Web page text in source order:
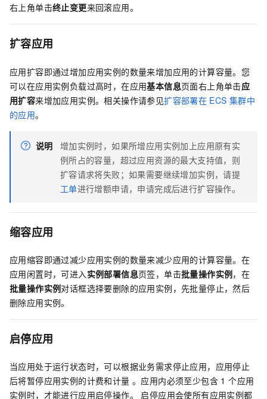
右上角单击终止变更来回滚应用。
扩容应用
应用扩容即通过增加应用实例的数量来增加应用的计算容量。您
可以在应用实例负载过高时，在应用基本信息页面右上角单击应
用扩容来增加应用实例。相关操作请参见扩容部署在 ECS 集群中
的应用。
说明
增加实例时，如果所增应用实例加上应用原有实
例所占的容量，超过应用资源的最大支持值，则
扩容请求将失败；如果需要继续增加实例，请提
工单进行增额申请，申请完成后进行扩容操作。
缩容应用
应用缩容即通过减少应用实例的数量来减少应用的计算容量。在
应用闲置时，可进入 实例部署信息页签，单击批量操作实例，在
批量操作实例对话框选择要删除的应用实例，先批量停止，然后
删除应用实例。
启停应用
当应用处于运行状态时，可以根据业务需求停止应用，应用停止
后将暂停应用实例的计费和计量 。应用内必须至少包含 1 个应用
实例时，才能进行应用启停操作。 启停应用会使所有应用实例都